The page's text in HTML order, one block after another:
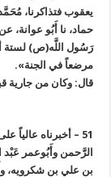
يعقوب فتذاكرنا،
حماد، نا أَبُو عوانة،
رَسُول اللَّه(ص) لستة
مرضعاً في الجنة».
قال: وكان من جارية
51 – أخبرناه
الرَّحمن وأَبُوعمر
بن علي بن شكرويه،